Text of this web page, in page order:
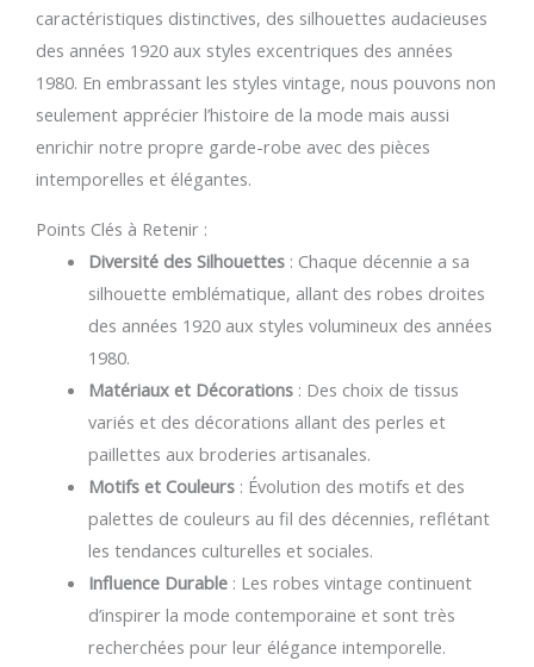
caractéristiques distinctives, des silhouettes audacieuses
des années 1920 aux styles excentriques des années
1980. En embrassant les styles vintage, nous pouvons non
seulement apprécier l’histoire de la mode mais aussi
enrichir notre propre garde-robe avec des pièces
intemporelles et élégantes.
Points Clés à Retenir :
Diversité des Silhouettes: Chaque décennie a sa
silhouette emblématique, allant des robes droites
des années 1920 aux styles volumineux des années
1980.
Matériaux et Décorations: Des choix de tissus
variés et des décorations allant des perles et
paillettes aux broderies artisanales.
Motifs et Couleurs: Évolution des motifs et des
palettes de couleurs au fil des décennies, reflétant
les tendances culturelles et sociales.
Influence Durable: Les robes vintage continuent
d’inspirer la mode contemporaine et sont très
recherchées pour leur élégance intemporelle.